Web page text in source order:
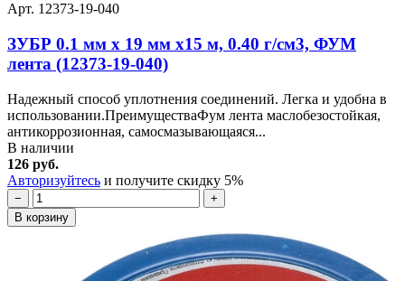
Арт. 12373-19-040
ЗУБР 0.1 мм х 19 мм х15 м, 0.40 г/см3, ФУМ
лента (12373-19-040)
Надежный способ уплотнения соединений. Легка и удобна в
использовании.ПреимуществаФум лента маслобезостойкая,
антикоррозионная, самосмазывающаяся...
В наличии
126 руб.
Авторизуйтесь и получите скидку 5%
−
+
В корзину